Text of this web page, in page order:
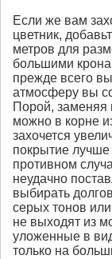
Если же вам
цветник,
метров для
большими
прежде всего
атмосферу вы
Порой, заменяя
можно в корне
захочется
покрытие
противном
неудачно
выбирать
серых тонов
не выходят из
уложенные в
только на